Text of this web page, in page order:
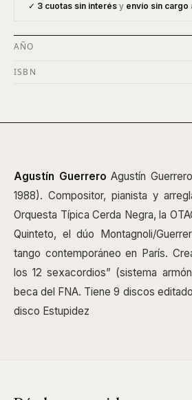
✓ 3 cuotas sin interés y envío sin cargo
AÑO
ISBN
Agustín Guerrero Agustín
1988). Compositor, pianista y
Orquesta Típica Cerda Negra, la
Quinteto, el dúo Montagnoli/
tango contemporáneo en París.
los 12 sexacordios” (sistema
beca del FNA. Tiene 9 discos
disco Estupidez